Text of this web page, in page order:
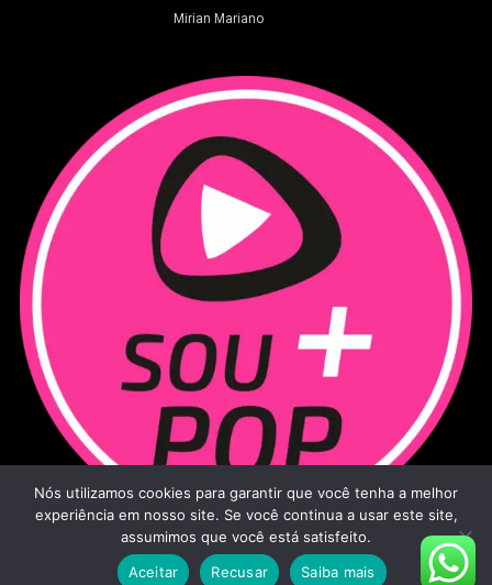
Mirian Mariano
Nós utilizamos cookies para garantir que você tenha a melhor
experiência em nosso site. Se você continua a usar este site,
assumimos que você está satisfeito.
Aceitar
Recusar Saiba mais